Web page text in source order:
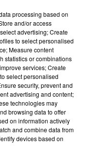
« Le Rêve
romain les 6,
processing based on
and/or access
advertising; Create
to select personalised
Measure content
statistics or combinations
services; Create
select personalised
security, prevent and
advertising and content;
technologies may
browsing data to offer
on information actively
and combine data from
devices based on